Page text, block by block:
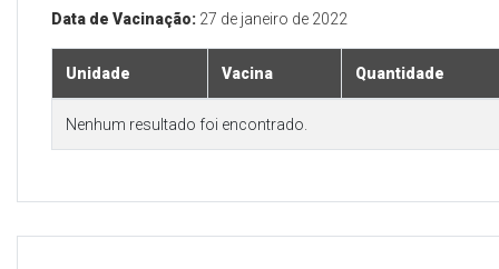
Data de Vacinação: 27 de janeiro de 2022
Unidade Vacina Quantidade
Nenhum resultado foi encontrado.